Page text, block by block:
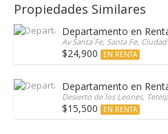
Propiedades Similares
Departamento en
Av Santa Fe, Santa Fe,
$24,900 EN RENTA
Departamento en
Desierto de los Leones,
$15,500 EN RENTA